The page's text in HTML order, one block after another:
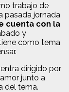
trabajo de
pasada jornada
cuenta con la
y
como tema
dirigido por
junto a
del tema.